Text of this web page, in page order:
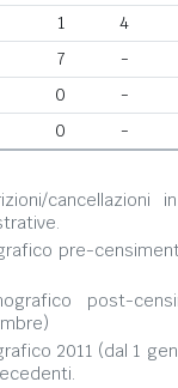
1 4
7 -
0 -
0 -
cancellazioni
pre-
post-
2011 (dal 1